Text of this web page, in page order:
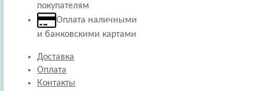
покупателям
Оплата наличными
и банковскими картами
Доставка
Оплата
Контакты